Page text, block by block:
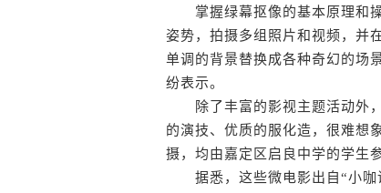
掌握绿幕抠像的基本原理和操
姿势，拍摄多组照片和视频，并
单调的背景替换成各种奇幻的场
纷表示。
除了丰富的影视主题活动外，
的演技、优质的服化造，很难想
摄，均由嘉定区启良中学的学生
据悉，这些微电影出自“小咖